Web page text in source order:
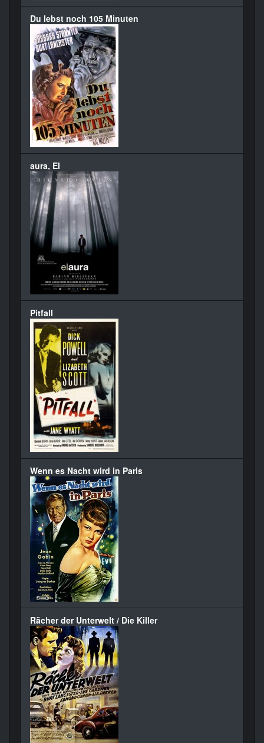
Du lebst noch 105 Minuten
aura, El
Pitfall
Wenn es Nacht wird in Paris
Rächer der Unterwelt / Die Killer